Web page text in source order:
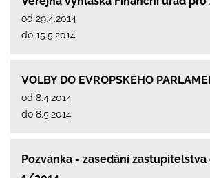
od 29.4.2014
do 15.5.2014
VOLBY DO EVROPSKÉHO
od 8.4.2014
do 8.5.2014
Pozvánka - zasedání